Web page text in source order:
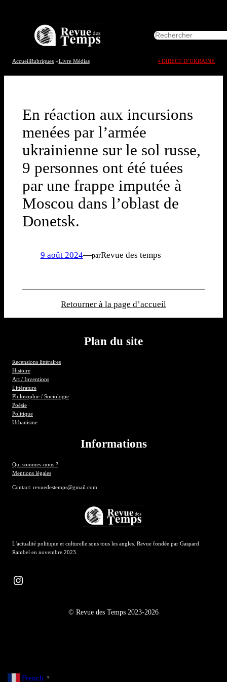
R
r
AccueilRubriques Livre Médias • DIRECT D’UKRAINE
En réaction aux incursions
menées par l’armée
ukrainienne sur le sol russe,
9 personnes ont été tuées
par une frappe imputée à
Moscou dans l’oblast de
Donetsk.
9 août 2024—parRevue des temps
Retourner à la page d’accueil
Plan du site
Recensions littéraires
Histoire
Art / Inventions
Littérature
Philosophie / Sociologie
Poésie
Politique
Urbanisme
Informations
Qui sommes-nous ?
Mentions légales
Contact: revuedestemps@gmail.com
L'actualité politique et culturelle sous tous les angles. Revue fondée par Gaspard
Rambel en novembre 2023.
Instagram
© Revue des Temps 2023-2026
French ▼